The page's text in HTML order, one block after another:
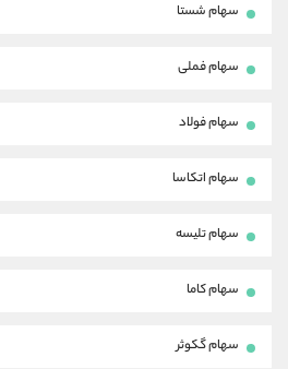
سهام شستا
سهام فملی
سهام فولاد
سهام اتکاسا
سهام تلیسه
سهام کاما
سهام گکوثر